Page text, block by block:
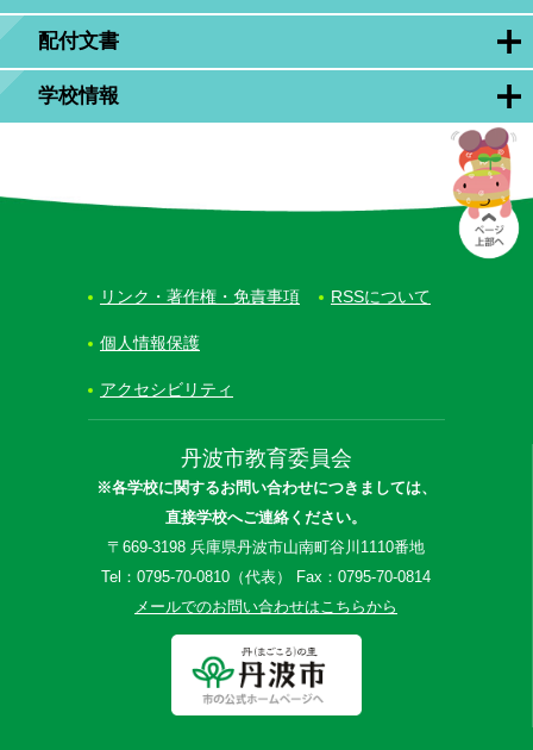
配付文書
学校情報
丹波市教育委員会
※各学校に関するお問い合わせにつきましては、
直接学校へご連絡ください。
〒669-3198 兵庫県丹波市山南町谷川1110番地
Tel：0795-70-0810（代表） Fax：0795-70-0814
メールでのお問い合わせはこちらから
リンク・著作権・免責事項 RSSについて
個人情報保護
アクセシビリティ